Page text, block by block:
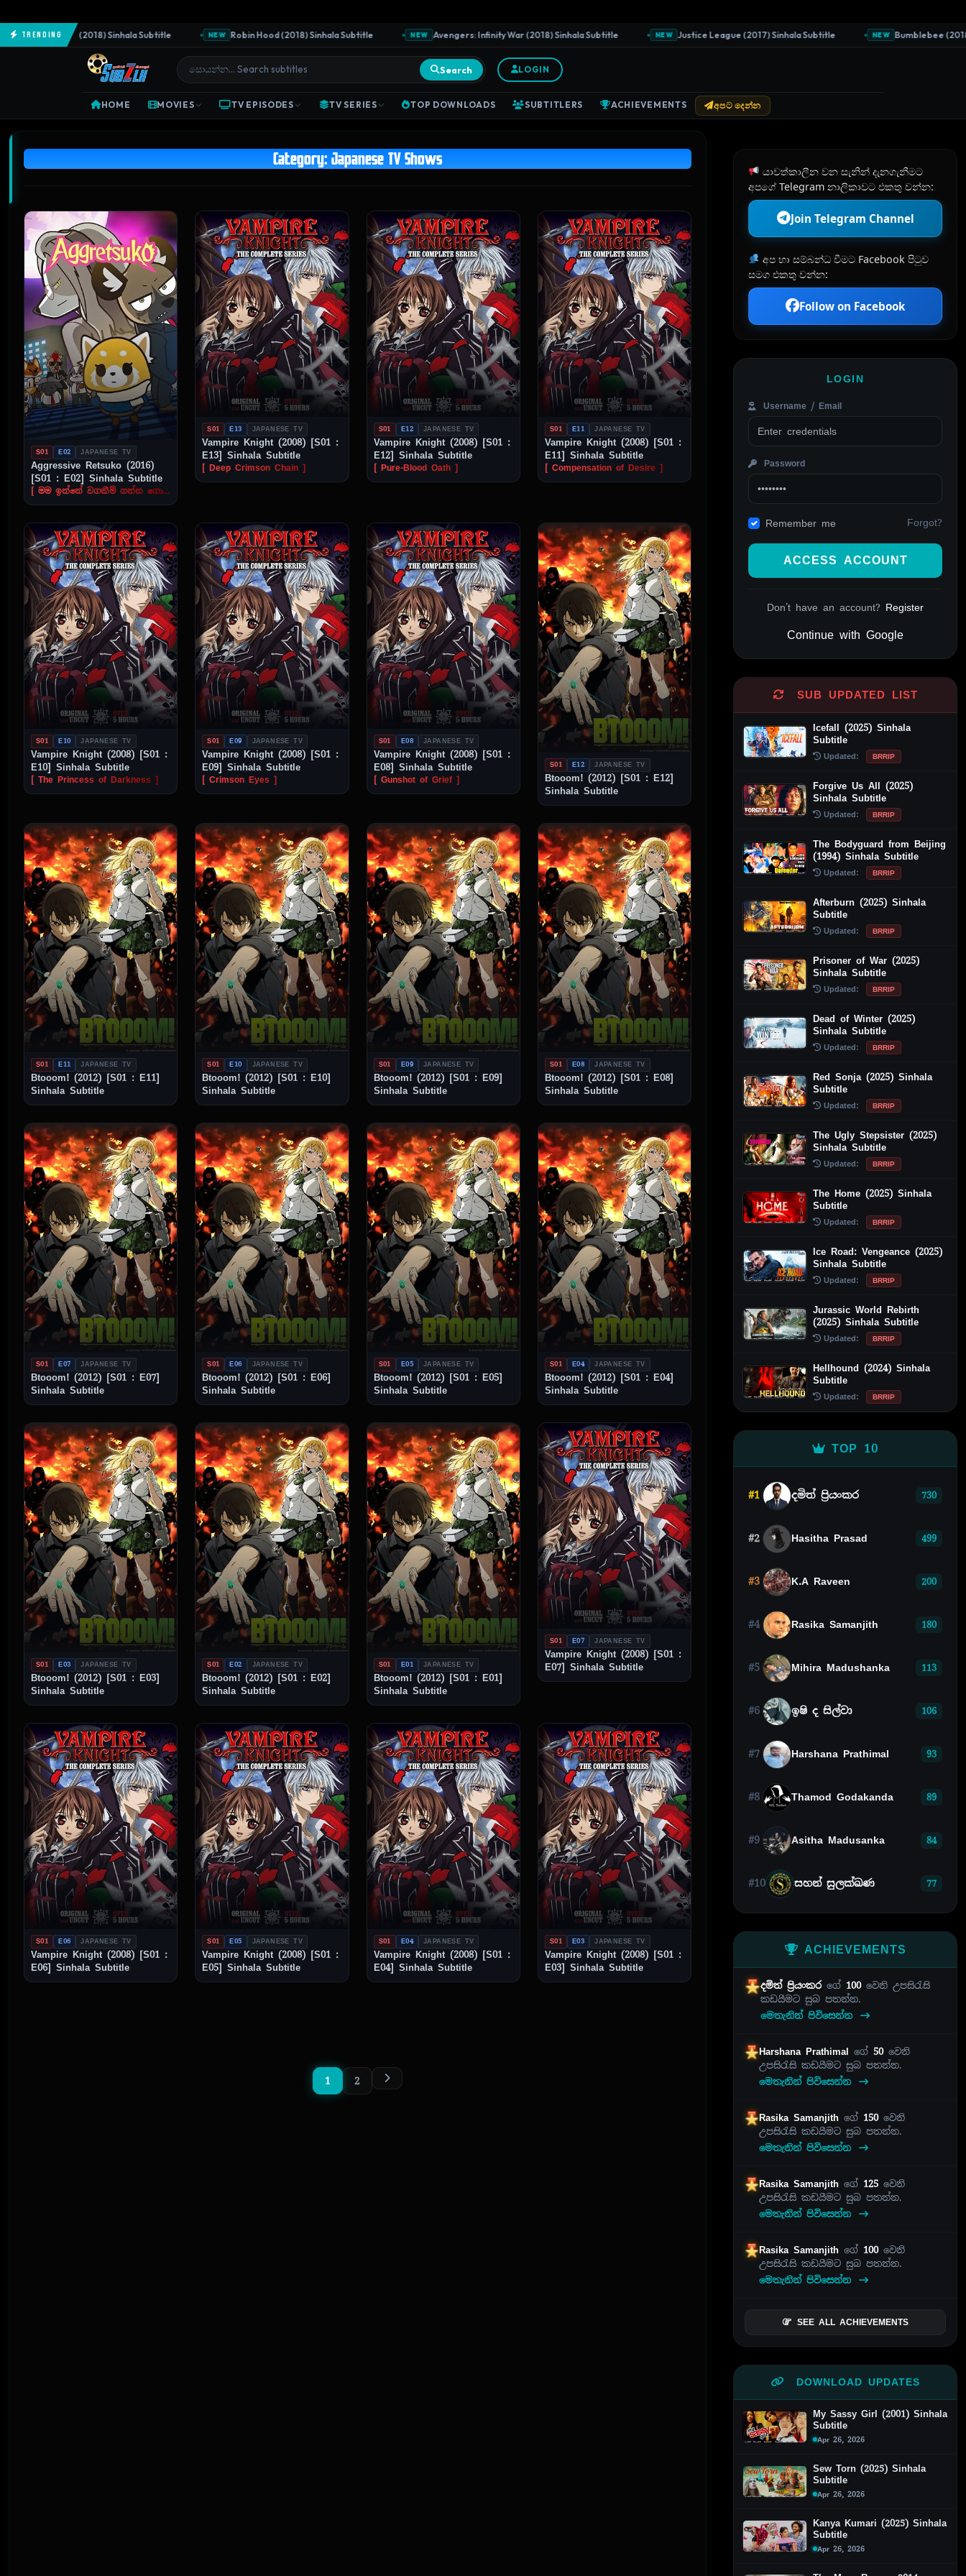
Trending
Predator (2018) Sinhala Subtitle NEW Robin Hood (2018) Sinhala Subtitle NEW Avengers: Infinity War (2018) Sinhala Subtitle NEW Justice League (2017) Sinhala Subtitle NEW Bumblebee (2018)
Search LOGIN
HOME MOVIES TV EPISODES TV SERIES TOP DOWNLOADS SUBTITLERS ACHIEVEMENTS අපට දෙන්න
Category: Japanese TV Shows
S01 E02 JAPANESE TV
Aggressive Retsuko (2016)
[S01 : E02] Sinhala Subtitle
[ මම ඉන්නේ වගකීම් ගන්න ගොඩේද? ]
S01 E13 JAPANESE TV
Vampire Knight (2008) [S01 :
E13] Sinhala Subtitle
[ Deep Crimson Chain ]
S01 E12 JAPANESE TV
Vampire Knight (2008) [S01 :
E12] Sinhala Subtitle
[ Pure-Blood Oath ]
S01 E11 JAPANESE TV
Vampire Knight (2008) [S01 :
E11] Sinhala Subtitle
[ Compensation of Desire ]
S01 E10 JAPANESE TV
Vampire Knight (2008) [S01 :
E10] Sinhala Subtitle
[ The Princess of Darkness ]
S01 E09 JAPANESE TV
Vampire Knight (2008) [S01 :
E09] Sinhala Subtitle
[ Crimson Eyes ]
S01 E08 JAPANESE TV
Vampire Knight (2008) [S01 :
E08] Sinhala Subtitle
[ Gunshot of Grief ]
S01 E12 JAPANESE TV
Btooom! (2012) [S01 : E12]
Sinhala Subtitle
S01 E11 JAPANESE TV
Btooom! (2012) [S01 : E11]
Sinhala Subtitle
S01 E10 JAPANESE TV
Btooom! (2012) [S01 : E10]
Sinhala Subtitle
S01 E09 JAPANESE TV
Btooom! (2012) [S01 : E09]
Sinhala Subtitle
S01 E08 JAPANESE TV
Btooom! (2012) [S01 : E08]
Sinhala Subtitle
S01 E07 JAPANESE TV
Btooom! (2012) [S01 : E07]
Sinhala Subtitle
S01 E06 JAPANESE TV
Btooom! (2012) [S01 : E06]
Sinhala Subtitle
S01 E05 JAPANESE TV
Btooom! (2012) [S01 : E05]
Sinhala Subtitle
S01 E04 JAPANESE TV
Btooom! (2012) [S01 : E04]
Sinhala Subtitle
S01 E03 JAPANESE TV
Btooom! (2012) [S01 : E03]
Sinhala Subtitle
S01 E02 JAPANESE TV
Btooom! (2012) [S01 : E02]
Sinhala Subtitle
S01 E01 JAPANESE TV
Btooom! (2012) [S01 : E01]
Sinhala Subtitle
S01 E07 JAPANESE TV
Vampire Knight (2008) [S01 :
E07] Sinhala Subtitle
S01 E06 JAPANESE TV
Vampire Knight (2008) [S01 :
E06] Sinhala Subtitle
S01 E05 JAPANESE TV
Vampire Knight (2008) [S01 :
E05] Sinhala Subtitle
S01 E04 JAPANESE TV
Vampire Knight (2008) [S01 :
E04] Sinhala Subtitle
S01 E03 JAPANESE TV
Vampire Knight (2008) [S01 :
E03] Sinhala Subtitle
1 2
යාවත්කාලීන වන සැනින් දැනගැනීමට
අපගේ Telegram නාලිකාවට එකතු වන්න:
Join Telegram Channel
අප හා සම්බන්ධ වීමට Facebook පිටුව
සමග එකතු වන්න:
Follow on Facebook
LOGIN
Username / Email
Password
Remember me Forgot?
ACCESS ACCOUNT
Don't have an account? Register
Continue with Google
SUB UPDATED LIST
Icefall (2025) Sinhala
Subtitle
Updated: BRRIP
Forgive Us All (2025)
Sinhala Subtitle
Updated: BRRIP
The Bodyguard from Beijing
(1994) Sinhala Subtitle
Updated: BRRIP
Afterburn (2025) Sinhala
Subtitle
Updated: BRRIP
Prisoner of War (2025)
Sinhala Subtitle
Updated: BRRIP
Dead of Winter (2025)
Sinhala Subtitle
Updated: BRRIP
Red Sonja (2025) Sinhala
Subtitle
Updated: BRRIP
The Ugly Stepsister (2025)
Sinhala Subtitle
Updated: BRRIP
The Home (2025) Sinhala
Subtitle
Updated: BRRIP
Ice Road: Vengeance (2025)
Sinhala Subtitle
Updated: BRRIP
Jurassic World Rebirth
(2025) Sinhala Subtitle
Updated: BRRIP
Hellhound (2024) Sinhala
Subtitle
Updated: BRRIP
TOP 10
#1 දමිත් ප්‍රියංකර 730
#2 Hasitha Prasad 499
#3 K.A Raveen 200
#4 Rasika Samanjith 180
#5 Mihira Madushanka 113
#6 ඉෂි ද සිල්වා 106
#7 Harshana Prathimal 93
#8 Thamod Godakanda 89
#9 Asitha Madusanka 84
#10 සහන් සුලක්ඛණ 77
ACHIEVEMENTS
දමිත් ප්‍රියංකර ගේ 100වෙනි උපසිරැසි
කඩයීමට සුබ පතන්න.
මෙතැනින් පිවිසෙන්න
Harshana Prathimal ගේ 50වෙනි
උපසිරැසි කඩයීමට සුබ පතන්න.
මෙතැනින් පිවිසෙන්න
Rasika Samanjithගේ 150වෙනි
උපසිරැසි කඩයීමට සුබ පතන්න.
මෙතැනින් පිවිසෙන්න
Rasika Samanjithගේ 125 වෙනි
උපසිරැසි කඩයීමට සුබ පතන්න.
මෙතැනින් පිවිසෙන්න
Rasika Samanjithගේ 100වෙනි
උපසිරැසි කඩයීමට සුබ පතන්න.
මෙතැනින් පිවිසෙන්න
SEE ALL ACHIEVEMENTS
DOWNLOAD UPDATES
My Sassy Girl (2001) Sinhala
Subtitle
Apr 26, 2026
Sew Torn (2025) Sinhala
Subtitle
Apr 26, 2026
Kanya Kumari (2025) Sinhala
Subtitle
Apr 26, 2026